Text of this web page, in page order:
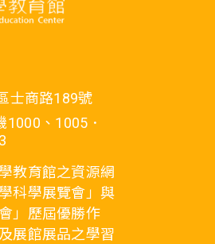
士商路189號
、1005．
教育館之資源網
科學展覽會」與
」歷屆優勝作
展館展品之學習